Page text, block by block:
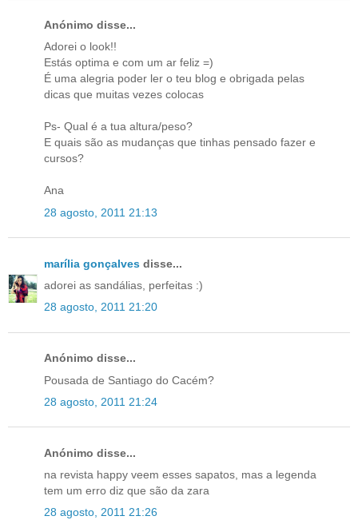
Anónimo disse...
Adorei o look!!
Estás optima e com um ar feliz =)
É uma alegria poder ler o teu blog e obrigada pelas
dicas que muitas vezes colocas
Ps- Qual é a tua altura/peso?
E quais são as mudanças que tinhas pensado fazer e
cursos?
Ana
28 agosto, 2011 21:13
marília gonçalves disse...
adorei as sandálias, perfeitas :)
28 agosto, 2011 21:20
Anónimo disse...
Pousada de Santiago do Cacém?
28 agosto, 2011 21:24
Anónimo disse...
na revista happy veem esses sapatos, mas a legenda
tem um erro diz que são da zara
28 agosto, 2011 21:26